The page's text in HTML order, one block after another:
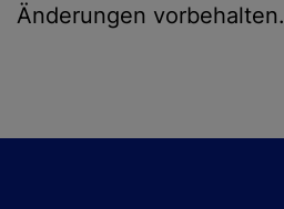
Änderungen vorbehalten.